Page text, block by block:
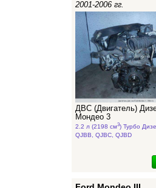
2001-2006 гг.
ДВС (Двигатель)
Мондео 3
2.2 л (2198 см3) Турбо
QJBB, QJBC, QJBD